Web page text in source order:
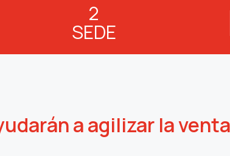
2
SEDE
a agilizar la venta